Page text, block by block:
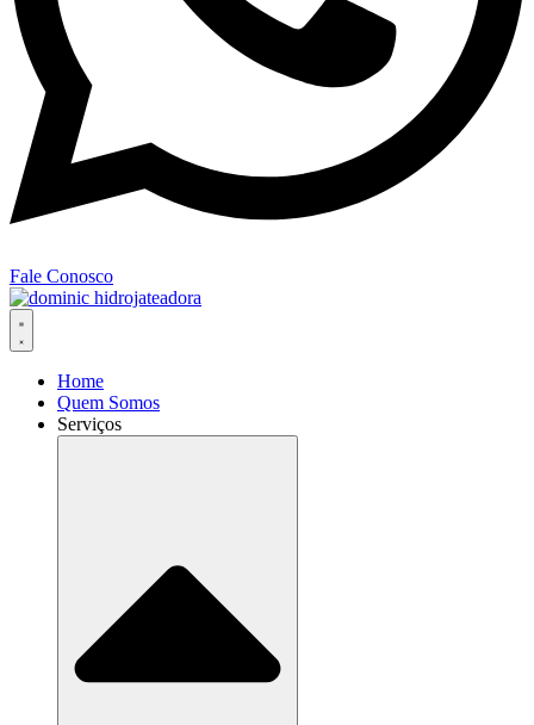
Fale Conosco
Home
Quem Somos
Serviços